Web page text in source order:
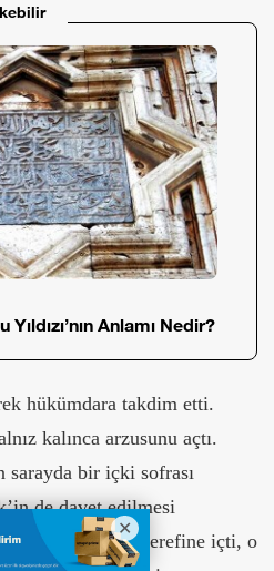
Anlamı Nedir?
hükümdara takdim etti.
kalınca arzusunu açtı.
bir içki sofrası
de davet edilmesi
Emir Candar’ın şerefine içti, o